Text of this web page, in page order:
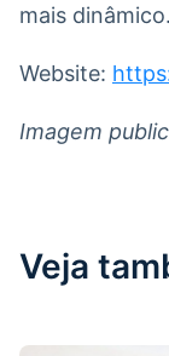
mais dinâmico.
Website:
Imagem
Veja